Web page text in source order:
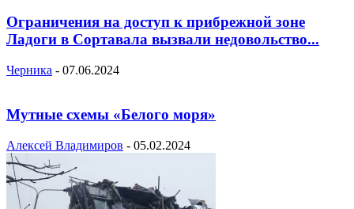
Ограничения на доступ к прибрежной зоне
Ладоги в Сортавала вызвали недовольство...
Черника - 07.06.2024
Мутные схемы «Белого моря»
Алексей Владимиров - 05.02.2024